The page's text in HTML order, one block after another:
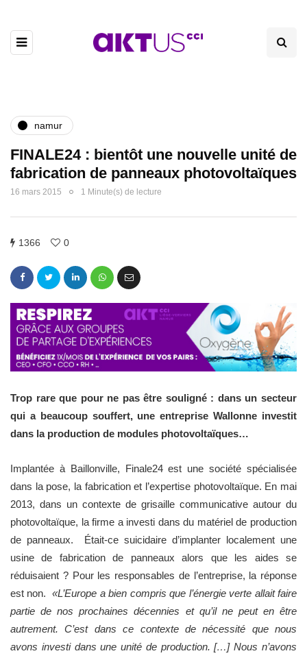
namur
FINALE24 : bientôt une nouvelle unité de
fabrication de panneaux photovoltaïques
16 mars 2015 1 Minute(s) de lecture
1366 0
Trop rare que pour ne pas être souligné : dans un secteur
qui a beaucoup souffert, une entreprise Wallonne investit
dans la production de modules photovoltaïques…
Implantée à Baillonville, Finale24 est une société spécialisée
dans la pose, la fabrication et l’expertise photovoltaïque. En mai
2013, dans un contexte de grisaille communicative autour du
photovoltaïque, la firme a investi dans du matériel de production
de panneaux. Était-ce suicidaire d’implanter localement une
usine de fabrication de panneaux alors que les aides se
réduisaient ? Pour les responsables de l’entreprise, la réponse
est non.«L’Europe a bien compris que l’énergie verte allait faire
partie de nos prochaines décennies et qu’il ne peut en être
autrement. C’est dans ce contexte de nécessité que nous
avons investi dans une unité de production. […] Nous n’avons